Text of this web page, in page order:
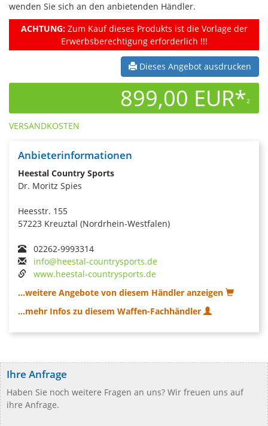
wenden Sie sich an den anbietenden Händler.
ACHTUNG:Zum Kauf dieses Produkts ist die Vorlage der
Erwerbsberechtigung erforderlich !!!
Dieses Angebot ausdrucken
899,00 EUR*2
VERSANDKOSTEN
Anbieterinformationen
Heestal Country Sports
Dr. Moritz Spies
Heesstr. 155
57223 Kreuztal (Nordrhein-Westfalen)
02262-9993314
info@heestal-countrysports.de
www.heestal-countrysports.de
...weitere Angebote von diesem Händler anzeigen
...mehr Infos zu diesem Waffen-Fachhändler
Ihre Anfrage
Haben Sie noch weitere Fragen an uns? Wir freuen uns auf
ihre Anfrage.